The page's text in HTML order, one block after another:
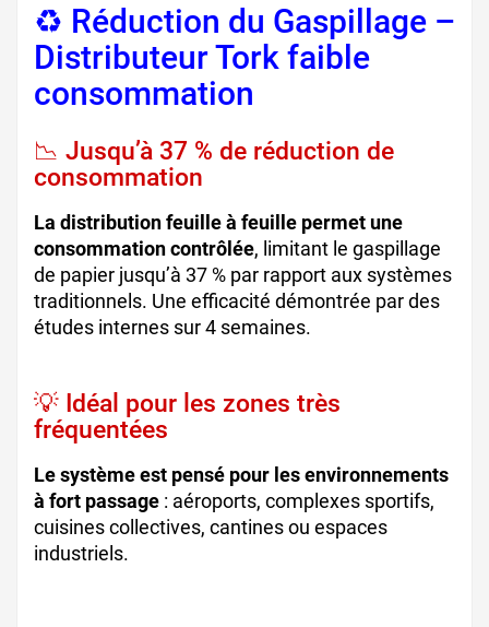
♻️ Réduction du Gaspillage –
Distributeur Tork faible
consommation
📉 Jusqu’à 37 % de réduction de
consommation
La distribution feuille à feuille permet une
consommation contrôlée, limitant le gaspillage
de papier jusqu’à 37 % par rapport aux systèmes
traditionnels. Une efficacité démontrée par des
études internes sur 4 semaines.
💡 Idéal pour les zones très
fréquentées
Le système est pensé pour les environnements
à fort passage : aéroports, complexes sportifs,
cuisines collectives, cantines ou espaces
industriels.